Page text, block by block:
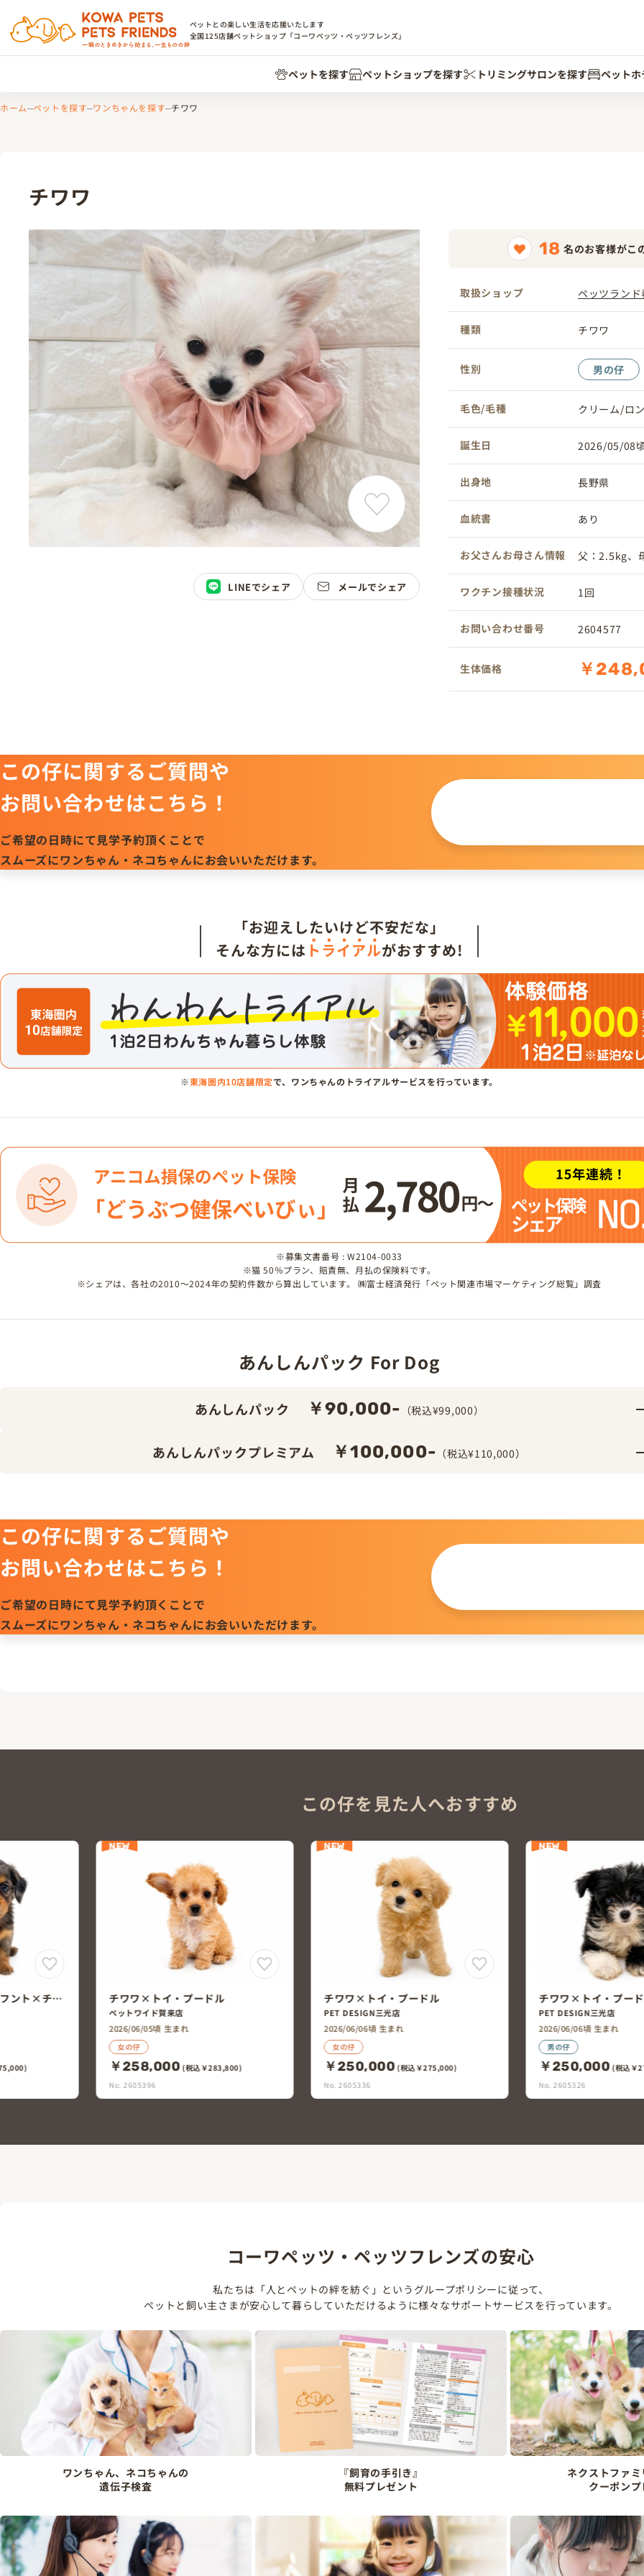
ペットとの楽しい生活を応援いたします
全国125店舗ペットショップ「コーワペッツ・ペッツフレンズ」
ペットを探す ペットショップを探す トリミングサロンを探す ペット
ホーム ペットを探す ワンちゃんを探す チワワ
チワワ
18 名のお客様がこ
取扱ショップ ペッツラン
種類 チワワ
性別 男の仔
毛色/毛種 クリーム/ロ
誕生日 2026/05/08
出身地 長野県
血統書 あり
お父さんお母さん情報 父：2.5kg、
ワクチン接種状況 1回
お問い合わせ番号 2604577
生体価格 ￥
LINEでシェア メールでシェア
この仔に関するご質問や
お問い合わせはこちら！
ご希望の日時にて見学予約頂くことで
スムーズにワンちゃん・ネコちゃんにお会いいただけます。
「お迎えしたいけど不安だな」
そんな方には トライアルがおすすめ!
※東海圏内10店舗限定で、ワンちゃんのトライアルサービスを行っています。
※募集文書番号 : W2104-0033
※猫 50％プラン、賠責無、月払の保険料です。
※シェアは、各社の2010～2024年の契約件数から算出しています。 ㈱富士経済発行「ペット関連市場マーケティング総覧」調査
あんしんパック For Dog
あんしんパック ￥90,000- （税込¥99,000）
あんしんパックプレミアム ￥100,000- （税込¥110,000）
この仔に関するご質問や
お問い合わせはこちら！
ご希望の日時にて見学予約頂くことで
スムーズにワンちゃん・ネコちゃんにお会いいただけます。
この仔を見た人へおすすめ
NEW
チワワ×トイ・プードル
PET DESIGN三光店
2026/06/06頃 生まれ
女の仔
￥250,000 (税込￥275,000)
No. 2605336
NEW
チワワ×トイ・プードル
PET DESIGN三光店
2026/06/06頃 生まれ
男の仔
￥250,000 (税込￥275,000)
No. 2605326
NEW
チワワ×ミニチュア
ト
PET DESIGN三光店
2026/06/05頃 生まれ
男の仔
￥250,000 (税込￥
No. 2605316
コーワペッツ・ペッツフレンズの安心
私たちは「人とペットの絆を紡ぐ」というグループポリシーに従って、
ペットと飼い主さまが安心して暮らしていただけるように様々なサポートサービスを行っています。
ワンちゃん、ネコちゃんの
遺伝子検査
『飼育の手引き』
無料プレゼント
ネクストファ
クーポン